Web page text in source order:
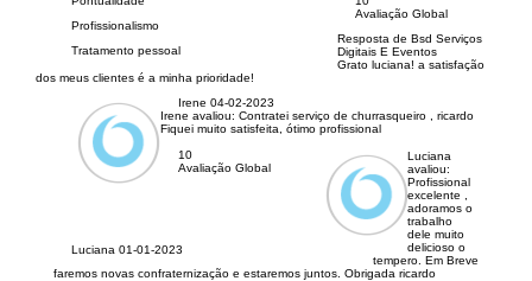
Profissionalismo
Tratamento pessoal
Avaliação Global
Resposta de Bsd Serviços
Digitais E Eventos
Grato luciana! a satisfação
dos meus clientes é a minha prioridade!
Irene 04-02-2023
Irene avaliou: Contratei serviço de churrasqueiro , ricardo
Fiquei muito satisfeita, ótimo profissional
10
Avaliação Global
Luciana 01-01-2023
Luciana
avaliou:
Profissional
excelente ,
adoramos o
trabalho
dele muito
delicioso o
tempero. Em Breve
faremos novas confraternização e estaremos juntos. Obrigada ricardo